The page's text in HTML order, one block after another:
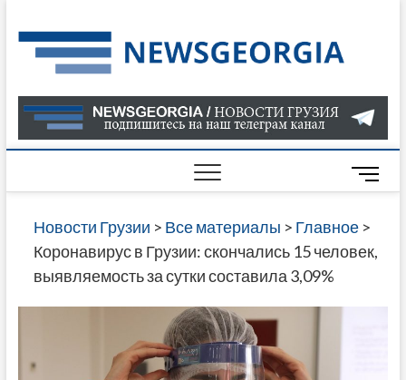
to
content
О
В
ГРУЗИИ
САЙТЕ
M
e
n
u
Новости Грузии > Все материалы > Главное>
Коронавирус в Грузии: скончались 15 человек,
выявляемость за сутки составила 3,09%